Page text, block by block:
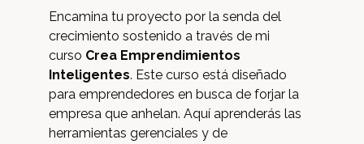
Encamina tu proyecto por la senda del
crecimiento sostenido a través de mi
curso Crea Emprendimientos
Inteligentes. Este curso está diseñado
para emprendedores en busca de forjar la
empresa que anhelan. Aquí aprenderás las
herramientas gerenciales y de